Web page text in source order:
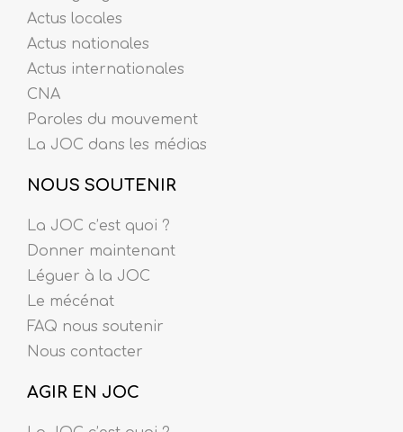
Actus locales
Actus nationales
Actus internationales
CNA
Paroles du mouvement
La JOC dans les médias
NOUS SOUTENIR
La JOC c’est quoi ?
Donner maintenant
Léguer à la JOC
Le mécénat
FAQ nous soutenir
Nous contacter
AGIR EN JOC